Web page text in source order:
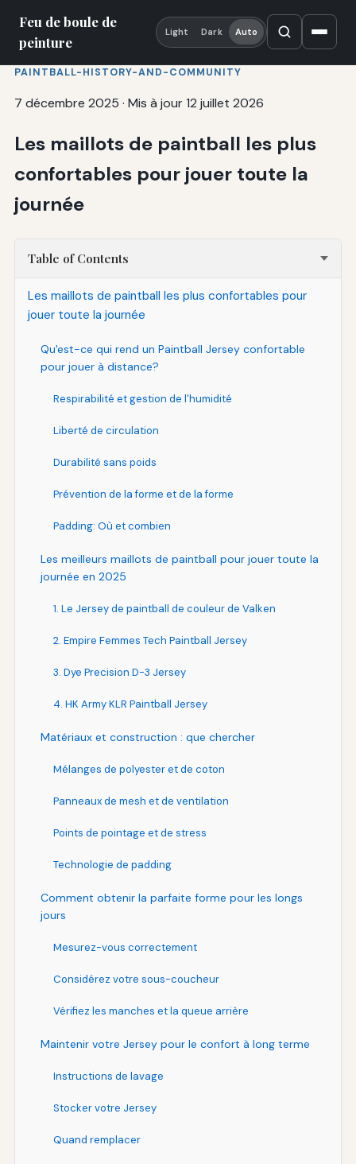
Feu de boule de
peinture
Light Dark Auto
PAINTBALL-HISTORY-AND-COMMUNITY
7 décembre 2025 · Mis à jour 12 juillet 2026
Les maillots de paintball les plus
confortables pour jouer toute la
journée
Table of Contents
Les maillots de paintball les plus confortables pour
jouer toute la journée
Qu'est-ce qui rend un Paintball Jersey confortable
pour jouer à distance?
Respirabilité et gestion de l'humidité
Liberté de circulation
Durabilité sans poids
Prévention de la forme et de la forme
Padding: Où et combien
Les meilleurs maillots de paintball pour jouer toute la
journée en 2025
1. Le Jersey de paintball de couleur de Valken
2. Empire Femmes Tech Paintball Jersey
3. Dye Precision D-3 Jersey
4. HK Army KLR Paintball Jersey
Matériaux et construction : que chercher
Mélanges de polyester et de coton
Panneaux de mesh et de ventilation
Points de pointage et de stress
Technologie de padding
Comment obtenir la parfaite forme pour les longs
jours
Mesurez-vous correctement
Considérez votre sous-coucheur
Vérifiez les manches et la queue arrière
Maintenir votre Jersey pour le confort à long terme
Instructions de lavage
Stocker votre Jersey
Quand remplacer